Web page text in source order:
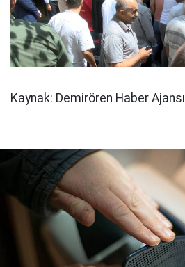
Kaynak: Demirören Haber Ajansı